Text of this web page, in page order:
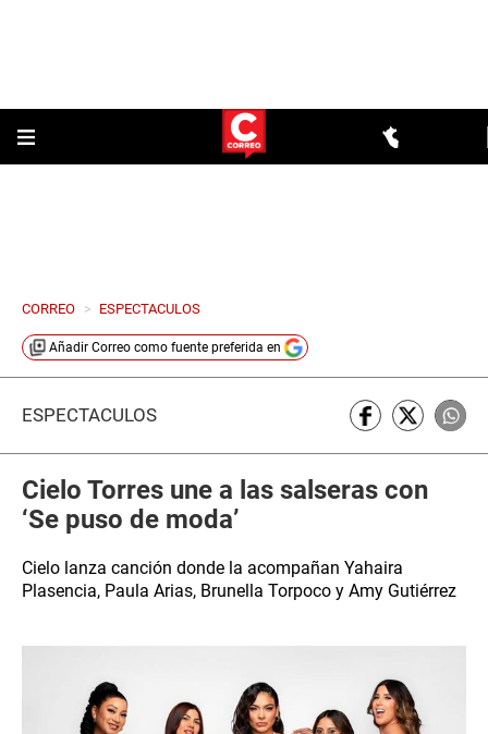
CORREO > ESPECTACULOS
Añadir Correo como fuente preferida en
ESPECTÁCULOS
Cielo Torres une a las salseras con
‘Se puso de moda’
Cielo lanza canción donde la acompañan Yahaira
Plasencia, Paula Arias, Brunella Torpoco y Amy Gutiérrez